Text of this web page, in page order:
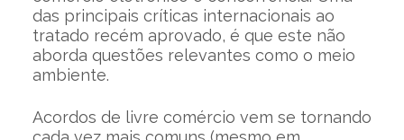
das principais críticas internacionais ao
tratado recém aprovado, é que este não
aborda questões relevantes como o meio
ambiente.
Acordos de livre comércio vem se tornando